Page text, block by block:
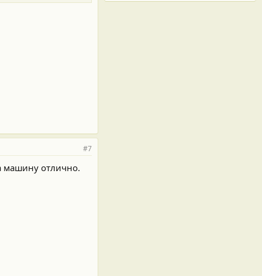
#7
машину отлично.